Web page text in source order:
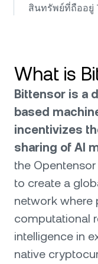
สินทรัพย์ที่ถืออยู่
What is
Bittensor is a
based
incentivizes
sharing of AI
the
to create a
network where
computational
intelligence in
native